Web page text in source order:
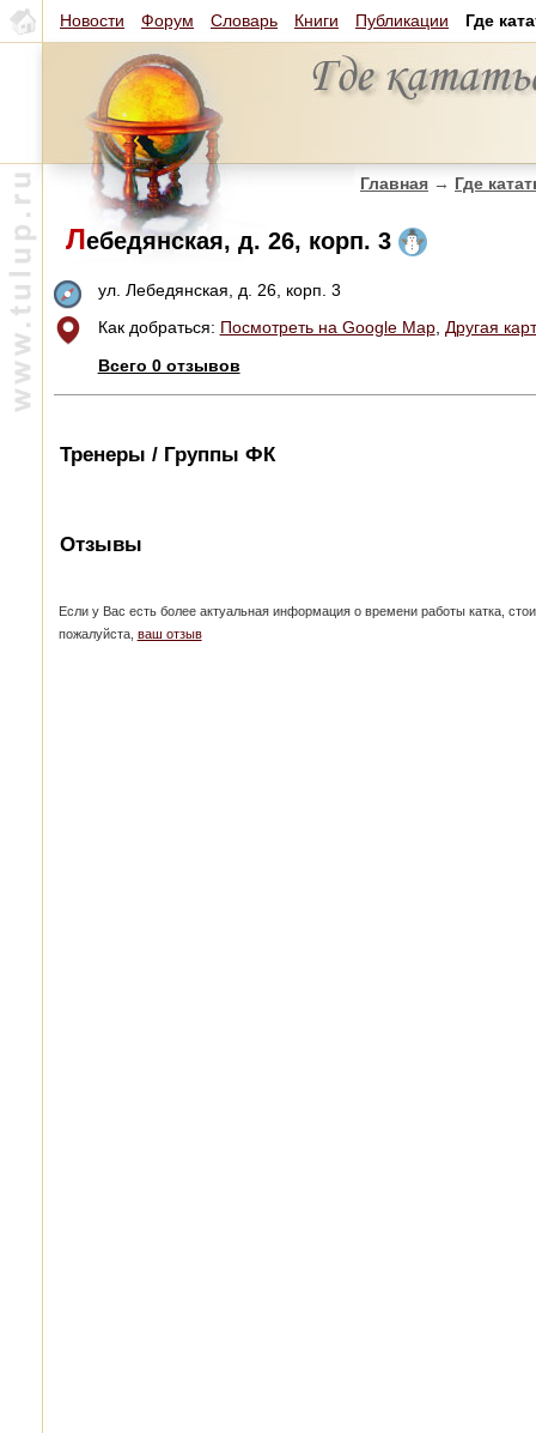
Новости Форум Словарь Книги Публикации Где
Главная → Где
Лебедянская, д. 26, корп. 3
ул. Лебедянская, д. 26, корп. 3
Как добраться: Посмотреть на Google Map, Другая
Всего 0 отзывов
Тренеры / Группы ФК
Отзывы
Если у Вас есть более актуальная информация о времени работы катка,
пожалуйста, ваш отзыв